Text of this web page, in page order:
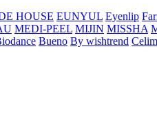
HOUSE EUNYUL Eyenlip
MEDI-PEEL MIJIN MISSHA
Bueno By wishtrend